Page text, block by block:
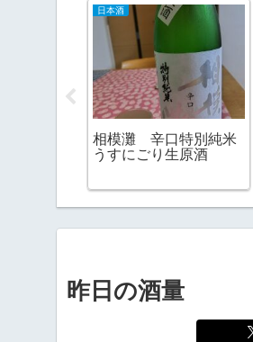
日本酒
相模灘 辛口特別純米
うすにごり生原酒
昨日の酒量